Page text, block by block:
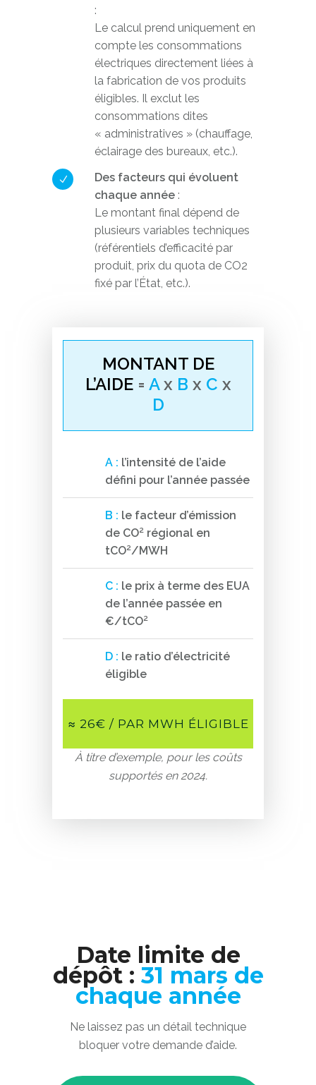
:
Le calcul prend uniquement en
compte les consommations
électriques directement liées à
la fabrication de vos produits
éligibles. Il exclut les
consommations dites
« administratives » (chauffage,
éclairage des bureaux, etc.).
Des facteurs qui évoluent
chaque année :
Le montant final dépend de
plusieurs variables techniques
(référentiels d’efficacité par
produit, prix du quota de CO2
fixé par l’État, etc.).
MONTANT DE
L’AIDE= Ax B x C x
D
A : l’intensité de l’aide
défini pour l’année passée
B : le facteur d’émission
de CO² régional en
tCO²/MWH
C : le prix à terme des EUA
de l’année passée en
€/tCO²
D : le ratio d’électricité
éligible
≈ 26€ / PAR MWH ÉLIGIBLE
À titre d’exemple, pour les coûts
supportés en 2024.
Date limite de
dépôt : 31 mars de
chaque année
Ne laissez pas un détail technique
bloquer votre demande d’aide.